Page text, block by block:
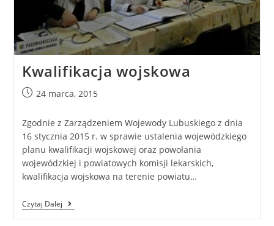
Kwalifikacja wojskowa
24 marca, 2015
Zgodnie z Zarządzeniem Wojewody Lubuskiego z dnia
16 stycznia 2015 r. w sprawie ustalenia wojewódzkiego
planu kwalifikacji wojskowej oraz powołania
wojewódzkiej i powiatowych komisji lekarskich,
kwalifikacja wojskowa na terenie powiatu…
Czytaj Dalej